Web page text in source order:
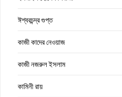
ঈশ্বরচন্দ্র গুপ্ত
কাজী কাদের নেওয়াজ
কাজী নজরুল ইসলাম
কামিনী রায়